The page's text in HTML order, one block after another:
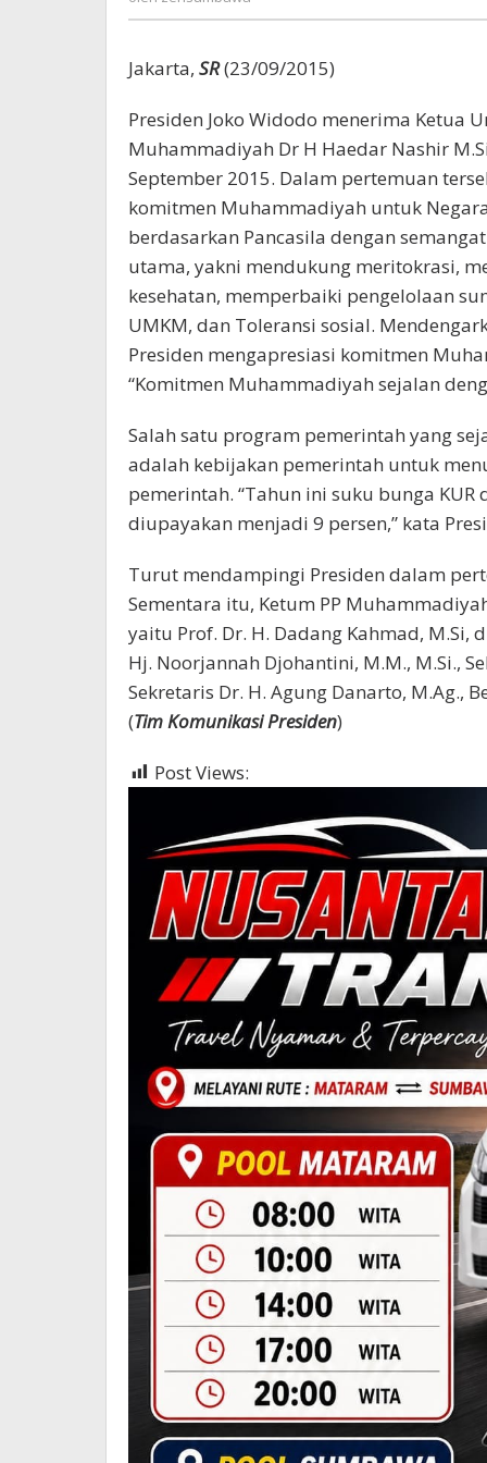
Jakarta, SR(23/09/2015)
Presiden Joko Widodo menerima Ketua
Muhammadiyah Dr H Haedar Nashir
September 2015. Dalam pertemuan
komitmen Muhammadiyah untuk
berdasarkan Pancasila dengan
utama, yakni mendukung meritokrasi,
kesehatan, memperbaiki pengelolaan
UMKM, dan Toleransi sosial.
Presiden mengapresiasi komitmen
“Komitmen Muhammadiyah sejalan
Salah satu program pemerintah yang
adalah kebijakan pemerintah untuk
pemerintah. “Tahun ini suku bunga
diupayakan menjadi 9 persen,” kata
Turut mendampingi Presiden dalam
Sementara itu, Ketum PP
yaitu Prof. Dr. H. Dadang Kahmad, M.Si,
Hj. Noorjannah Djohantini, M.M., M.Si.,
Sekretaris Dr. H. Agung Danarto, M.Ag.,
(Tim Komunikasi Presiden)
Post Views: